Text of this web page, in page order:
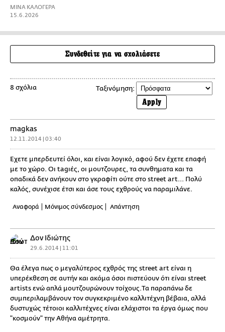
ΜΙΝΑ ΚΑΛΟΓΕΡΑ
15.6.2026
Συνδεθείτε για να σχολιάσετε
8 σχόλια Ταξινόμηση:
Apply
magkas
12.11.2014 | 03:40
Έχετε μπερδευτεί όλοι, και είναι λογικό, αφού δεν έχετε επαφή
με το χώρο. Οι tagιές, οι μουτζουρες, τα συνθηματα και τα
οπαδικά δεν ανήκουν στο γκραφίτι ούτε στο street art... Πολύ
καλός, συνέχισε έτσι και άσε τους εχθρούς να παραμιλάνε.
Αναφορά Μόνιμος σύνδεσμος Απάντηση
Δον Ιδιώτης
29.6.2014 | 11:01
Θα έλεγα πως ο μεγαλύτερος εχθρός της street art είναι η
υπερέκθεση σε αυτήν και ακόμα όσοι πιστεύουν ότι είναι street
artists ενώ απλά μουτζουρώνουν τοίχους.Τα παραπάνω δε
συμπεριλαμβάνουν τον συγκεκριμένο καλλιτέχνη βέβαια, αλλά
δυστυχώς τέτοιοι καλλιτέχνες είναι ελάχιστοι τα έργα όμως που
"κοσμούν" την Αθήνα αμέτρητα.